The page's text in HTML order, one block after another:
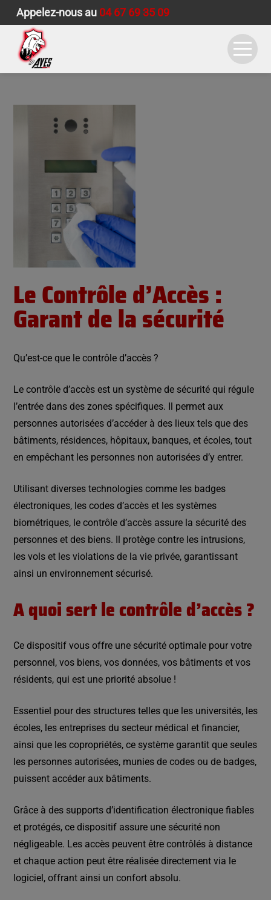
Appelez-nous au 04 67 69 35 09
COPROPRIÉTÉS
ALARME CHANTIER
QUI SOMMES-NOUS ?
Le Contrôle d’Accès :
Garant de la sécurité
Qu’est-ce que le contrôle d’accès ?
Le contrôle d’accès est un système de sécurité qui régule
l’entrée dans des zones spécifiques. Il permet aux
personnes autorisées d’accéder à des lieux tels que des
bâtiments, résidences, hôpitaux, banques, et écoles, tout
en empêchant les personnes non autorisées d’y entrer.
Utilisant diverses technologies comme les badges
électroniques, les codes d’accès et les systèmes
biométriques, le contrôle d’accès assure la sécurité des
personnes et des biens. Il protège contre les intrusions,
les vols et les violations de la vie privée, garantissant
ainsi un environnement sécurisé.
A quoi sert le contrôle d’accès ?
Ce dispositif vous offre une sécurité optimale pour votre
personnel, vos biens, vos données, vos bâtiments et vos
résidents, qui est une priorité absolue !
Essentiel pour des structures telles que les universités, les
écoles, les entreprises du secteur médical et financier,
ainsi que les copropriétés, ce système garantit que seules
les personnes autorisées, munies de codes ou de badges,
puissent accéder aux bâtiments.
Grâce à des supports d’identification électronique fiables
et protégés, ce dispositif assure une sécurité non
négligeable. Les accès peuvent être contrôlés à distance
et chaque action peut être réalisée directement via le
logiciel, offrant ainsi un confort absolu.